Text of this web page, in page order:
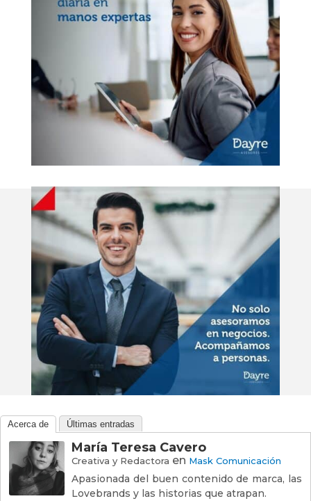
Acerca de Últimas entradas
María Teresa Cavero
Creativa y Redactora en Mask Comunicación
Apasionada del buen contenido de marca, las
Lovebrands y las historias que atrapan.